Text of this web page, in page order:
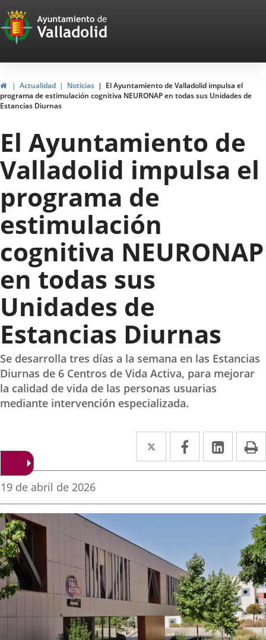
Portal
Web
del
Ayuntamiento
de
Valladolid
HomeActualidad Noticias
El Ayuntamiento de Valladolid impulsa el
programa de estimulación cognitiva NEURONAP en todas sus Unidades de
Estancias Diurnas
El Ayuntamiento de
Valladolid impulsa el
programa de
estimulación
cognitiva NEURONAP
en todas sus
Unidades de
Estancias Diurnas
Se desarrolla tres días a la semana en las Estancias
Diurnas de 6 Centros de Vida Activa, para mejorar
la calidad de vida de las personas usuarias
mediante intervención especializada.
Twitter
Enlace
a
aplicación
Facebook
Enlace
a
aplicación
Enlace
a
Fecha
la
noticia
19 de abril de 2026